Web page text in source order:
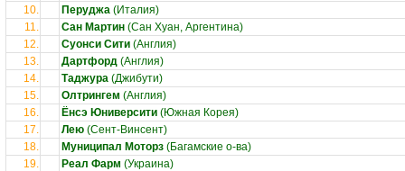
10.
Перуджа (Италия)
11.
Сан Мартин (Сан Хуан, Аргентина)
12.
Суонси Сити (Англия)
13.
Дартфорд (Англия)
14.
Таджура (Джибути)
15.
Олтрингем (Англия)
16.
Ёнсэ Юниверсити (Южная Корея)
17.
Лею (Сент-Винсент)
18.
Муниципал Моторз (Багамские о-ва)
19.
Реал Фарм (Украина)